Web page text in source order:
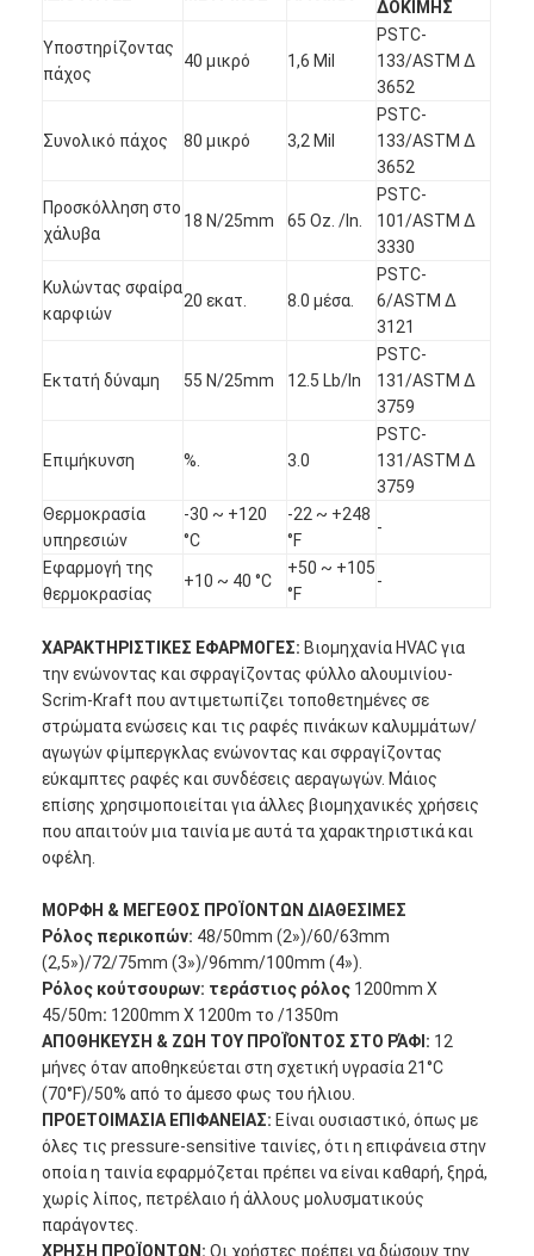
Προϊόντα
Περίπου εμείς
Γύρος εργοστασίων
Ποιοτικός έλεγχος
Μας ελάτε σε επαφή με
Συγκολλητική ταινία μόνωσης
Ταινία μόνωσης υφασμάτων γυαλιού
Ανθεκτική στη θερμότητα ταινία μόνωσης
Κολλητική ταινία υφασμάτων γυαλιού
Κολλητική ταινία ταινιών Polyimide
Κολλητική ταινία φύλλων αλουμινίου αργιλίου
ΔΟΚΙΜΗΣ
Υποστηρίζοντας
πάχος
40 μικρό 1,6 Mil
PSTC-
133/ASTM Δ
3652
Συνολικό πάχος 80 μικρό 3,2 Mil
PSTC-
133/ASTM Δ
3652
Προσκόλληση στο
χάλυβα
18 N/25mm 65 Oz. /In.
PSTC-
101/ASTM Δ
3330
Κυλώντας σφαίρα
καρφιών
20 εκατ. 8.0 μέσα.
PSTC-
6/ASTM Δ
3121
Εκτατή δύναμη 55 N/25mm 12.5 Lb/In
PSTC-
131/ASTM Δ
3759
Επιμήκυνση %. 3.0
PSTC-
131/ASTM Δ
3759
Θερμοκρασία
υπηρεσιών
-30 ~ +120
°C
-22 ~ +248
°F
-
Εφαρμογή της
θερμοκρασίας
+10 ~ 40 °C
+50 ~ +105
°F
-
ΧΑΡΑΚΤΗΡΙΣΤΙΚΕΣ ΕΦΑΡΜΟΓΕΣ: Βιομηχανία HVAC για
την ενώνοντας και σφραγίζοντας φύλλο αλουμινίου-
Scrim-Kraft που αντιμετωπίζει τοποθετημένες σε
στρώματα ενώσεις και τις ραφές πινάκων καλυμμάτων/
αγωγών φίμπεργκλας ενώνοντας και σφραγίζοντας
εύκαμπτες ραφές και συνδέσεις αεραγωγών. Μάιος
επίσης χρησιμοποιείται για άλλες βιομηχανικές χρήσεις
που απαιτούν μια ταινία με αυτά τα χαρακτηριστικά και
οφέλη.
ΜΟΡΦΗ & ΜΕΓΕΘΟΣ ΠΡΟΪΟΝΤΩΝ ΔΙΑΘΕΣΙΜΕΣ
Ρόλος περικοπών: 48/50mm (2»)/60/63mm
(2,5»)/72/75mm (3»)/96mm/100mm (4»).
Ρόλος κούτσουρων: τεράστιος ρόλος 1200mm X
45/50m: 1200mm X 1200m το /1350m
ΑΠΟΘΗΚΕΥΣΗ & ΖΩΗ ΤΟΥ ΠΡΟΪΌΝΤΟΣ ΣΤΟ ΡΆΦΙ: 12
μήνες όταν αποθηκεύεται στη σχετική υγρασία 21°C
(70°F)/50% από το άμεσο φως του ήλιου.
ΠΡΟΕΤΟΙΜΑΣΙΑ ΕΠΙΦΑΝΕΙΑΣ: Είναι ουσιαστικό, όπως με
όλες τις pressure-sensitive ταινίες, ότι η επιφάνεια στην
οποία η ταινία εφαρμόζεται πρέπει να είναι καθαρή, ξηρά,
χωρίς λίπος, πετρέλαιο ή άλλους μολυσματικούς
παράγοντες.
ΧΡΗΣΗ ΠΡΟΪΟΝΤΩΝ: Οι χρήστες πρέπει να δώσουν την